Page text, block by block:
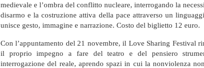
medievale e l’ombra del conflitto nucleare, interrogando la
disarmo e la costruzione attiva della pace attraverso un
unisce gesto, immagine e narrazione. Costo del biglietto 12 euro.
Con l’appuntamento del 21 novembre, il Love Sharing Festival
il proprio impegno a fare del teatro e del pensiero
interrogazione del reale, aprendo spazi in cui la nonviolenza